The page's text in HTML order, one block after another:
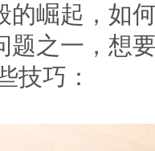
的崛起，如
题之一，想
技巧：